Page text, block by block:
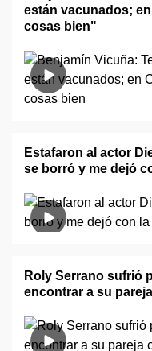
están vacunados;
cosas bien"
Estafaron al actor
se borró y me dejó
Roly Serrano sufrió
encontrar a su